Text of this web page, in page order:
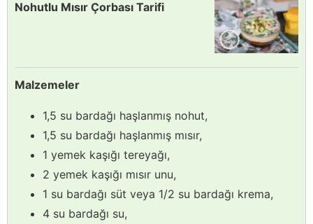
Nohutlu Mısır Çorbası Tarifi
Malzemeler
1,5 su bardağı haşlanmış nohut,
1,5 su bardağı haşlanmış mısır,
1 yemek kaşığı tereyağı,
2 yemek kaşığı mısır unu,
1 su bardağı süt veya 1/2 su bardağı krema,
4 su bardağı su,